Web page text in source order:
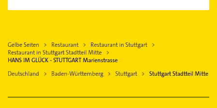
Flughafen
Luginsland
Möhringen
Mühlhausen
Kernen im Remstal
Leonberg Württemberg
Waiblingen
Allgemeinarzt
Elektriker
Elektro Reparatur
Steuerberater
Elektroinstallation
Elektriker
Elektro Reparatur
Gelbe Seiten Restaurant
Restaurant in Stuttgart
Restaurant in Stuttgart Stadtteil Mitte
HANS IM GLÜCK - STUTTGART Marienstrasse
Deutschland
Baden-Württemberg Stuttgart Stuttgart Stadtteil Mitte